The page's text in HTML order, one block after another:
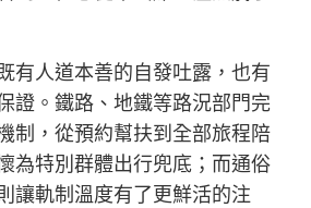
有人道本善的自發吐露，也有
證。鐵路、地鐵等路況部門完
制，從預約幫扶到全部旅程陪
為特別群體出行兜底；而通俗
讓軌制溫度有了更鮮活的注